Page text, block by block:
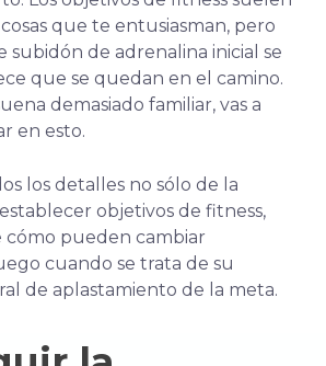
que te entusiasman, pero
subidón de adrenalina inicial se
que se quedan en el camino.
demasiado familiar, vas a
en esto.
los detalles no sólo de la
objetivos de fitness,
cómo pueden cambiar
cuando se trata de su
de aplastamiento de la meta.